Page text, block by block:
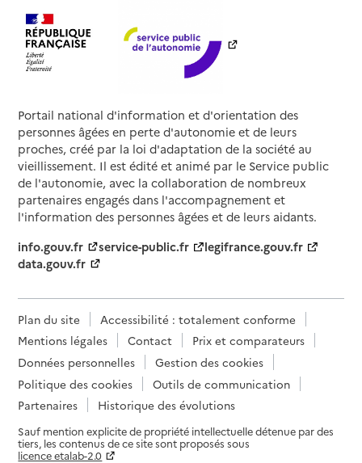
Portail national d'information et d'orientation des
personnes âgées en perte d'autonomie et de leurs
proches, créé par la loi d'adaptation de la société au
vieillissement. Il est édité et animé par le Service public
de l'autonomie, avec la collaboration de nombreux
partenaires engagés dans l'accompagnement et
l'information des personnes âgées et de leurs aidants.
info.gouv.fr
service-public.fr
legifrance.gouv.fr
data.gouv.fr
Plan du site
Accessibilité : totalement conforme
Mentions légales
Contact
Prix et comparateurs
Données personnelles
Gestion des cookies
Politique des cookies
Outils de communication
Partenaires
Historique des évolutions
Sauf mention explicite de propriété intellectuelle détenue par des
tiers, les contenus de ce site sont proposés sous
licence etalab-2.0